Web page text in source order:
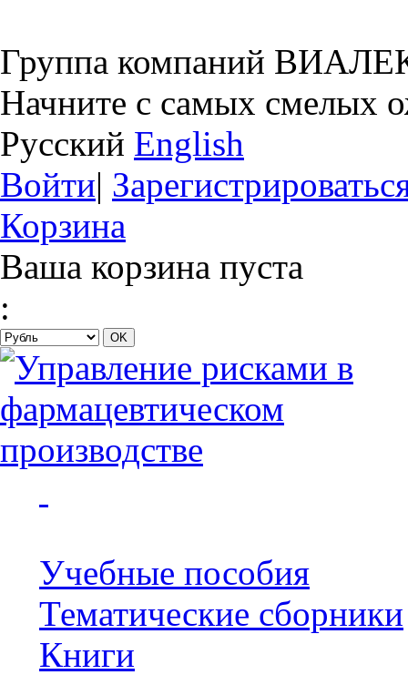
Группа компаний
Начните с самых смелых
Русский English
Войти|
Корзина
Ваша корзина пуста
:
Учебные пособия
Тематические сборники
Книги